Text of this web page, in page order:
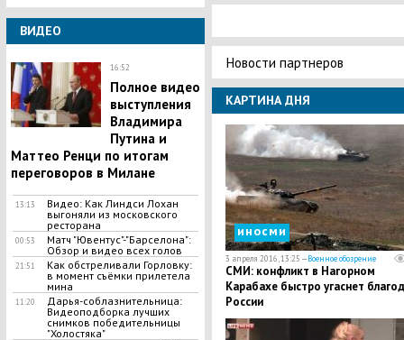
ВИДЕО
16:52
Полное видео
выступления
Владимира
Путина и
Маттео Ренци по итогам
переговоров в Милане
13:13
Видео: Как Линдси Лохан
выгоняли из московского
ресторана
00:53
Матч "Ювентус"-"Барселона":
Обзор и видео всех голов
21:51
Как обстреливали Горловку:
в момент съёмки прилетела
мина
11:20
Дарья-соблазнительница:
Видеоподборка лучших
снимков победительницы
"Холостяка"
Новости партнеров
КАРТИНА ДНЯ
иносми
3 апреля 2016, 13:25 —Военное обозрение
СМИ: конфликт в Нагорном
Карабахе быстро угаснет
России